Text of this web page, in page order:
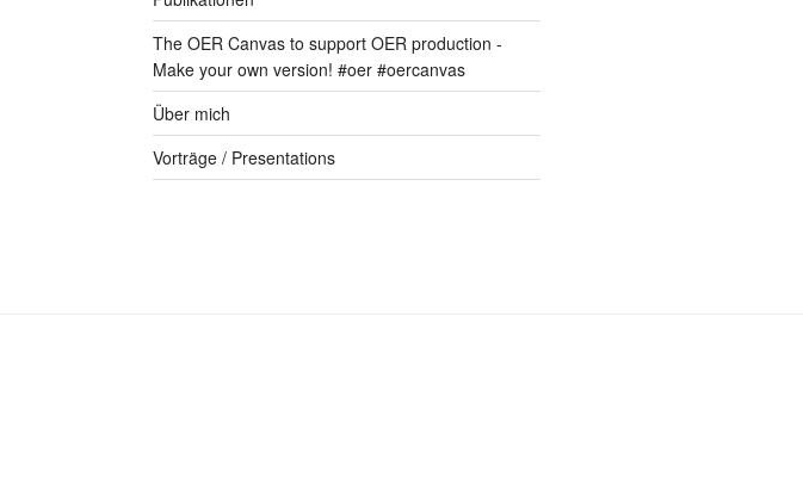
The OER Canvas to support OER production -
Make your own version! #oer #oercanvas
Über mich
Vorträge / Presentations